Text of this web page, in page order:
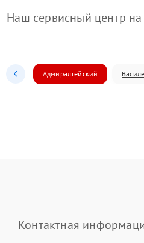
Наш сервисный центр
Адмиралтейский
Контактная